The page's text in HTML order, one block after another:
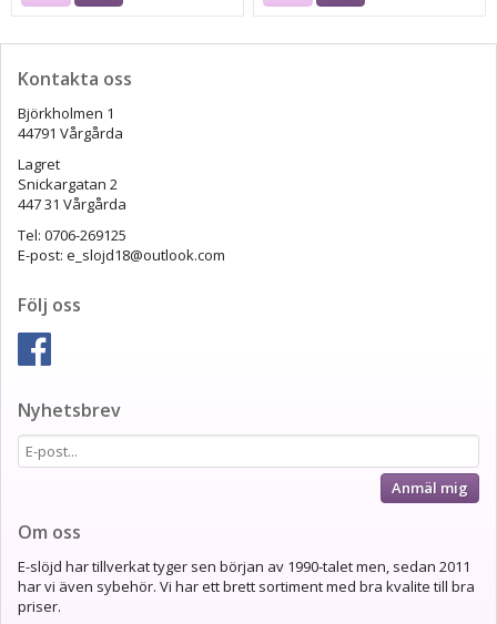
Kontakta oss
Björkholmen 1
44791 Vårgårda
Lagret
Snickargatan 2
447 31 Vårgårda
Tel: 0706-269125
E-post: e_slojd18@outlook.com
Följ oss
Nyhetsbrev
Anmäl mig
Om oss
E-slöjd har tillverkat tyger sen början av 1990-talet men, sedan 2011
har vi även sybehör. Vi har ett brett sortiment med bra kvalite till bra
priser.